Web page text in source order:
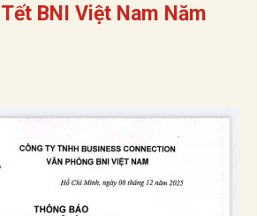
BNI Việt Nam Năm